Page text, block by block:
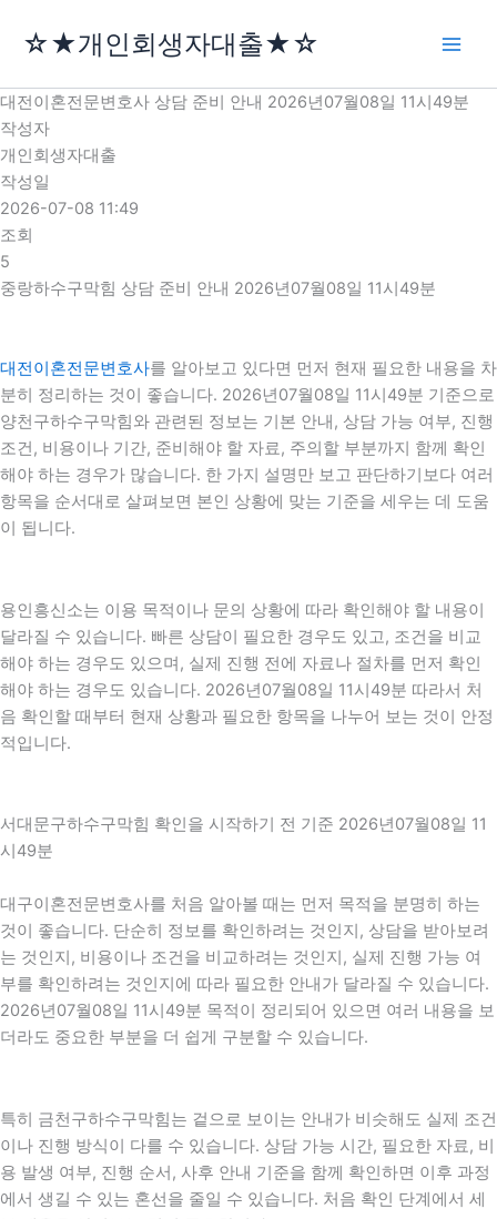
로
건
너
뛰
기
☆★개인회생자대출★☆
대전이혼전문변호사 상담 준비 안내 2026년07월08일 11시49분
작성자
개인회생자대출
작성일
2026-07-08 11:49
조회
5
중랑하수구막힘 상담 준비 안내 2026년07월08일 11시49분
대전이혼전문변호사를 알아보고 있다면 먼저 현재 필요한 내용을 차
분히 정리하는 것이 좋습니다. 2026년07월08일 11시49분 기준으로
양천구하수구막힘와 관련된 정보는 기본 안내, 상담 가능 여부, 진행
조건, 비용이나 기간, 준비해야 할 자료, 주의할 부분까지 함께 확인
해야 하는 경우가 많습니다. 한 가지 설명만 보고 판단하기보다 여러
항목을 순서대로 살펴보면 본인 상황에 맞는 기준을 세우는 데 도움
이 됩니다.
용인흥신소는 이용 목적이나 문의 상황에 따라 확인해야 할 내용이
달라질 수 있습니다. 빠른 상담이 필요한 경우도 있고, 조건을 비교
해야 하는 경우도 있으며, 실제 진행 전에 자료나 절차를 먼저 확인
해야 하는 경우도 있습니다. 2026년07월08일 11시49분 따라서 처
음 확인할 때부터 현재 상황과 필요한 항목을 나누어 보는 것이 안정
적입니다.
서대문구하수구막힘 확인을 시작하기 전 기준 2026년07월08일 11
시49분
대구이혼전문변호사를 처음 알아볼 때는 먼저 목적을 분명히 하는
것이 좋습니다. 단순히 정보를 확인하려는 것인지, 상담을 받아보려
는 것인지, 비용이나 조건을 비교하려는 것인지, 실제 진행 가능 여
부를 확인하려는 것인지에 따라 필요한 안내가 달라질 수 있습니다.
2026년07월08일 11시49분 목적이 정리되어 있으면 여러 내용을 보
더라도 중요한 부분을 더 쉽게 구분할 수 있습니다.
특히 금천구하수구막힘는 겉으로 보이는 안내가 비슷해도 실제 조건
이나 진행 방식이 다를 수 있습니다. 상담 가능 시간, 필요한 자료, 비
용 발생 여부, 진행 순서, 사후 안내 기준을 함께 확인하면 이후 과정
에서 생길 수 있는 혼선을 줄일 수 있습니다. 처음 확인 단계에서 세